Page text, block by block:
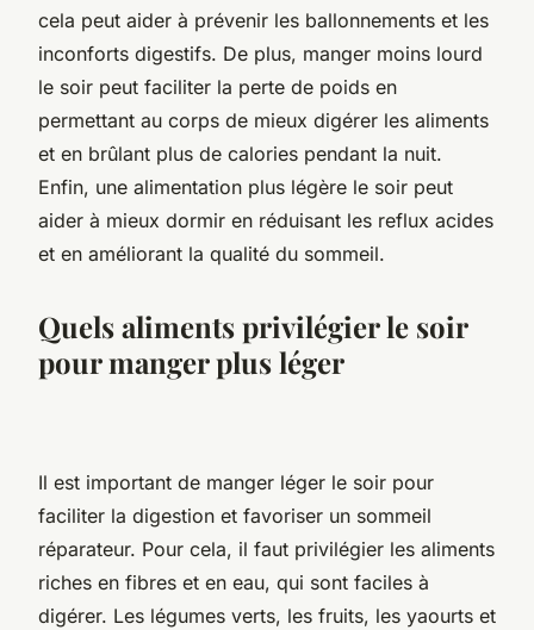
cela peut aider à prévenir les ballonnements et les
inconforts digestifs. De plus, manger moins lourd
le soir peut faciliter la perte de poids en
permettant au corps de mieux digérer les aliments
et en brûlant plus de calories pendant la nuit.
Enfin, une alimentation plus légère le soir peut
aider à mieux dormir en réduisant les reflux acides
et en améliorant la qualité du sommeil.
Quels aliments privilégier le soir
pour manger plus léger
Il est important de manger léger le soir pour
faciliter la digestion et favoriser un sommeil
réparateur. Pour cela, il faut privilégier les aliments
riches en fibres et en eau, qui sont faciles à
digérer. Les légumes verts, les fruits, les yaourts et